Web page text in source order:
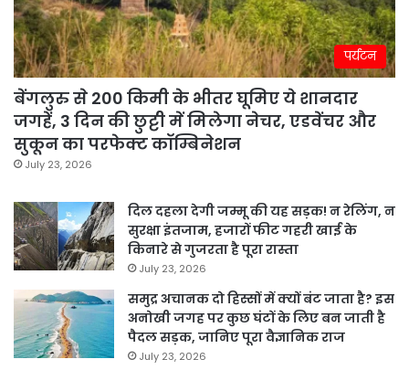
पर्यटन
बेंगलुरु से 200 किमी के भीतर घूमिए ये शानदार
जगहें, 3 दिन की छुट्टी में मिलेगा नेचर, एडवेंचर और
सुकून का परफेक्ट कॉम्बिनेशन
July 23, 2026
दिल दहला देगी जम्मू की यह सड़क! न रेलिंग, न
सुरक्षा इंतजाम, हजारों फीट गहरी खाई के
किनारे से गुजरता है पूरा रास्ता
July 23, 2026
समुद्र अचानक दो हिस्सों में क्यों बंट जाता है? इस
अनोखी जगह पर कुछ घंटों के लिए बन जाती है
पैदल सड़क, जानिए पूरा वैज्ञानिक राज
July 23, 2026